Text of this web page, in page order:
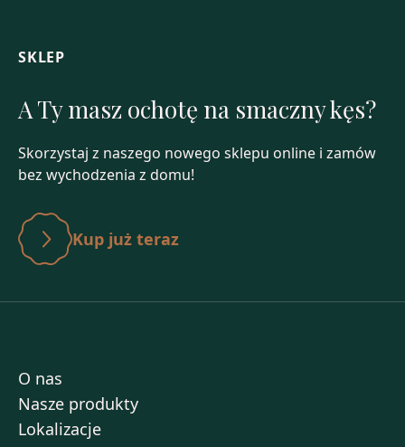
SKLEP
A Ty masz ochotę na smaczny kęs?
Skorzystaj z naszego nowego sklepu online i zamów
bez wychodzenia z domu!
Kup już teraz
O nas
Nasze produkty
Lokalizacje